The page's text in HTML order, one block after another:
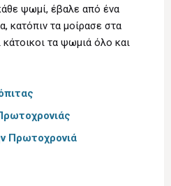
ψωμί, έβαλε από ένα
κατόπιν τα μοίρασε στα
κάτοικοι τα ψωμιά όλο και
Πρωτοχρονιά